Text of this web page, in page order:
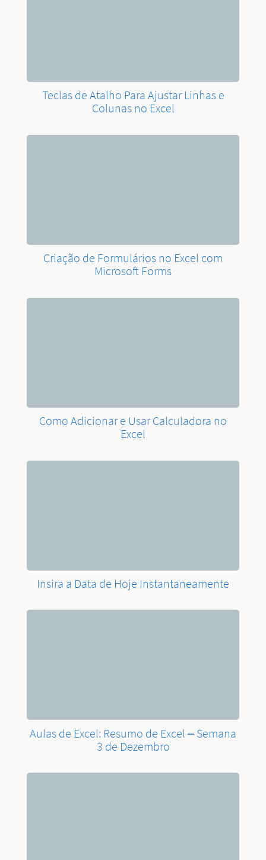
Teclas de Atalho Para Ajustar Linhas e
Colunas no Excel
Criação de Formulários no Excel com
Microsoft Forms
Como Adicionar e Usar Calculadora no
Excel
Insira a Data de Hoje Instantaneamente
Aulas de Excel: Resumo de Excel – Semana
3 de Dezembro